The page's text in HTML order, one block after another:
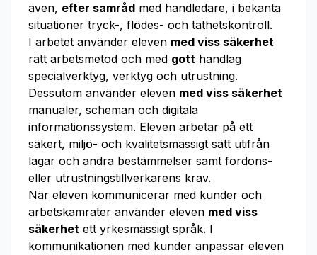
även, efter samråd med handledare, i bekanta
situationer tryck-, flödes- och täthetskontroll.
I arbetet använder eleven med viss säkerhet
rätt arbetsmetod och med gott handlag
specialverktyg, verktyg och utrustning.
Dessutom använder eleven med viss säkerhet
manualer, scheman och digitala
informationssystem. Eleven arbetar på ett
säkert, miljö- och kvalitetsmässigt sätt utifrån
lagar och andra bestämmelser samt fordons-
eller utrustningstillverkarens krav.
När eleven kommunicerar med kunder och
arbetskamrater använder eleven med viss
säkerhet ett yrkesmässigt språk. I
kommunikationen med kunder anpassar eleven